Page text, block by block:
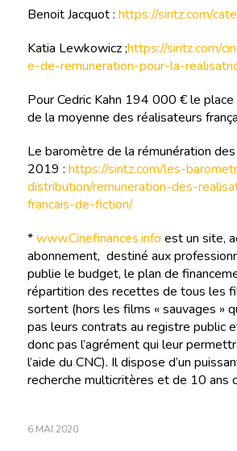
Benoit Jacquot : https://siritz.com/
Katia Lewkowicz ;https://siritz.com/
e-de-remuneration-pour-la-
Pour Cedric Kahn 194 000 € le
de la moyenne des réalisateurs
Le baromètre de la rémunération
2019 : https://siritz.com/les-
distribution/remuneration-des-
francais-de-fiction/
*www.Cinefinances.info est un site,
abonnement, destiné aux
publie le budget, le plan de
répartition des recettes de tous les
sortent (hors les films « sauvages »
pas leurs contrats au registre public
donc pas l’agrément qui leur
l’aide du CNC). Il dispose d’un
recherche multicritères et de 10 ans
6 MAI 2020